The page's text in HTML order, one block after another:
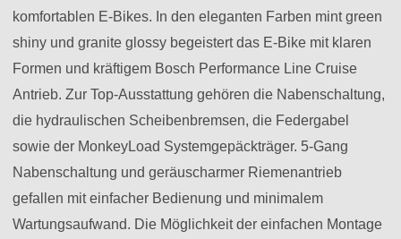
komfortablen E-Bikes. In den eleganten Farben mint green
shiny und granite glossy begeistert das E-Bike mit klaren
Formen und kräftigem Bosch Performance Line Cruise
Antrieb. Zur Top-Ausstattung gehören die Nabenschaltung,
die hydraulischen Scheibenbremsen, die Federgabel
sowie der MonkeyLoad Systemgepäckträger. 5-Gang
Nabenschaltung und geräuscharmer Riemenantrieb
gefallen mit einfacher Bedienung und minimalem
Wartungsaufwand. Die Möglichkeit der einfachen Montage